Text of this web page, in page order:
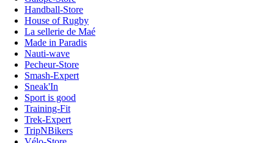
Handball-Store
House of Rugby
La sellerie de Maé
Made in Paradis
Nauti-wave
Pecheur-Store
Smash-Expert
Sneak'In
Sport is good
Training-Fit
Trek-Expert
TripNBikers